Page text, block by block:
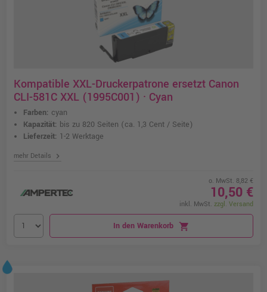
Kompatible XXL-Druckerpatrone ersetzt Canon
CLI-581C XXL (1995C001) · Cyan
Farben: cyan
Kapazität: bis zu 820 Seiten (ca. 1,3 Cent / Seite)
Lieferzeit: 1-2 Werktage
mehr Details chevron_right
o. MwSt. 8,82 €
10,50 €
inkl. MwSt. zzgl. Versand
In den Warenkorb shopping_cart